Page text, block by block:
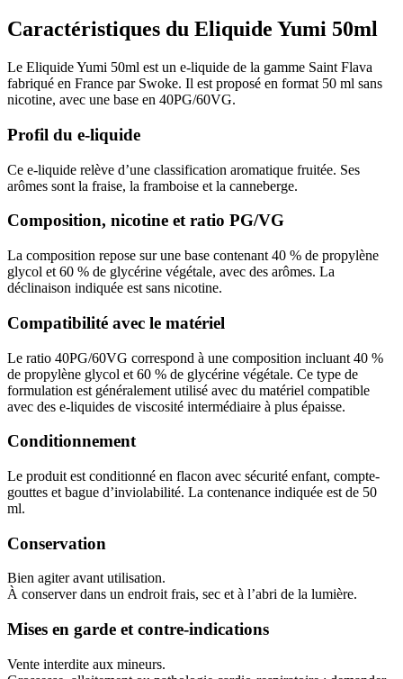
Caractéristiques du Eliquide Yumi 50ml
Le Eliquide Yumi 50ml est un e-liquide de la gamme Saint Flava
fabriqué en France par Swoke. Il est proposé en format 50 ml sans
nicotine, avec une base en 40PG/60VG.
Profil du e-liquide
Ce e-liquide relève d’une classification aromatique fruitée. Ses
arômes sont la fraise, la framboise et la canneberge.
Composition, nicotine et ratio PG/VG
La composition repose sur une base contenant 40 % de propylène
glycol et 60 % de glycérine végétale, avec des arômes. La
déclinaison indiquée est sans nicotine.
Compatibilité avec le matériel
Le ratio 40PG/60VG correspond à une composition incluant 40 %
de propylène glycol et 60 % de glycérine végétale. Ce type de
formulation est généralement utilisé avec du matériel compatible
avec des e-liquides de viscosité intermédiaire à plus épaisse.
Conditionnement
Le produit est conditionné en flacon avec sécurité enfant, compte-
gouttes et bague d’inviolabilité. La contenance indiquée est de 50
ml.
Conservation
Bien agiter avant utilisation.
À conserver dans un endroit frais, sec et à l’abri de la lumière.
Mises en garde et contre-indications
Vente interdite aux mineurs.